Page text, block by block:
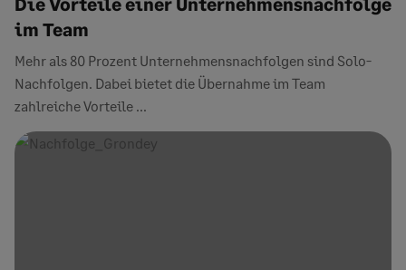
im Team
Mehr als 80 Prozent Unternehmensnachfolgen sind Solo-
Nachfolgen. Dabei bietet die Übernahme im Team
zahlreiche Vorteile ...